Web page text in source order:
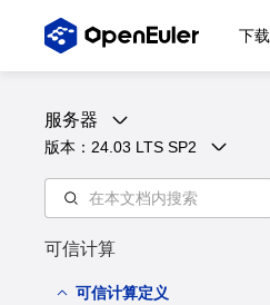
下载
服务器
版本： 24.03 LTS SP2
可信计算
可信计算定义